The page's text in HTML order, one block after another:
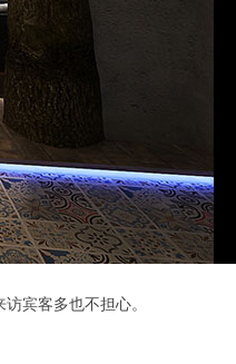
宾客多也不担心。